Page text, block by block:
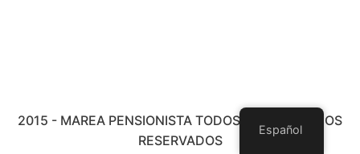
2015 - MAREA PENSIONISTA TODOS LOS DERECHOS
RESERVADOS
Español